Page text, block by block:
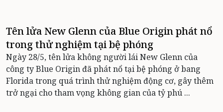
Tên lửa New Glenn của Blue Origin phát nổ
trong thử nghiệm tại bệ phóng
Ngày 28/5, tên lửa không người lái New Glenn của
công ty Blue Origin đã phát nổ tại bệ phóng ở bang
Florida trong quá trình thử nghiệm động cơ, gây thêm
trở ngại cho tham vọng không gian của tỷ phú ...